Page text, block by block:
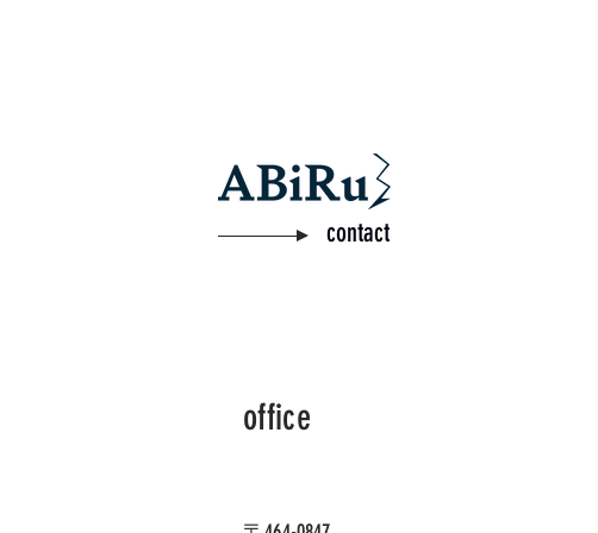
contact
office